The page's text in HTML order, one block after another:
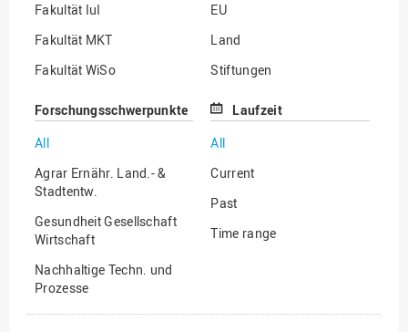
Fakultät IuI
Fakultät MKT
Fakultät WiSo
EU
Land
Stiftungen
Sonstige
Forschungsschwerpunkte
All
Agrar Ernähr. Land.- &
Stadtentw.
Gesundheit Gesellschaft
Wirtschaft
Nachhaltige Techn. und
Prozesse
Vielfältiges Forschen
Laufzeit
All
Current
Past
Time range